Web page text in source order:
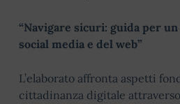
“Navigare sicuri: guida per
social media e del web”
L’elaborato affronta aspetti
cittadinanza digitale